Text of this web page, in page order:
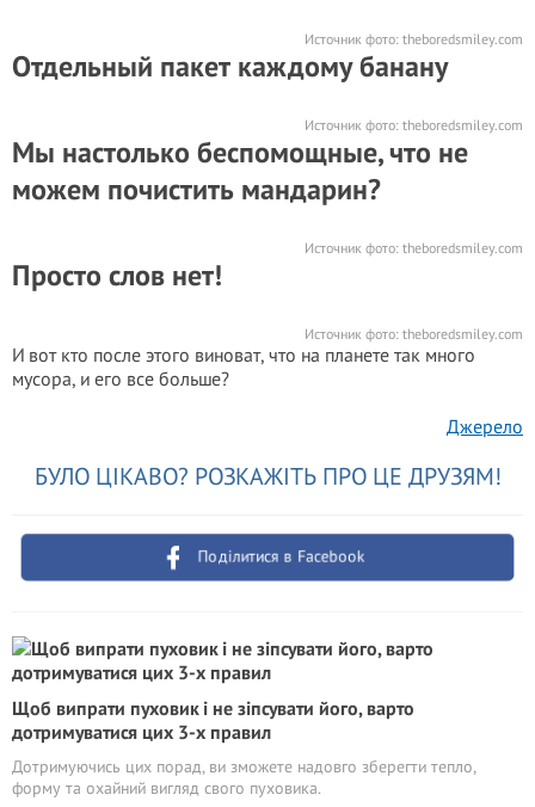
Источник фото: theboredsmiley.com
Отдельный пакет каждому банану
Источник фото: theboredsmiley.com
Мы настолько беспомощные, что не
можем почистить мандарин?
Источник фото: theboredsmiley.com
Просто слов нет!
Источник фото: theboredsmiley.com
И вот кто после этого виноват, что на планете так много
мусора, и его все больше?
Джерело
БУЛО ЦІКАВО? РОЗКАЖІТЬ ПРО ЦЕ ДРУЗЯМ!
Поділитися в Facebook
Щоб випрати пуховик і не зіпсувати його, варто
дотримуватися цих 3-х правил
Дотримуючись цих порад, ви зможете надовго зберегти тепло,
форму та охайний вигляд свого пуховика.